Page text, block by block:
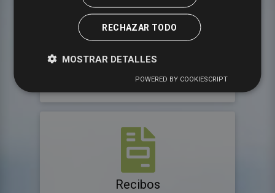
Contratos
Recibos
RECHAZAR TODO
MOSTRAR DETALLES
POWERED BY COOKIESCRIPT